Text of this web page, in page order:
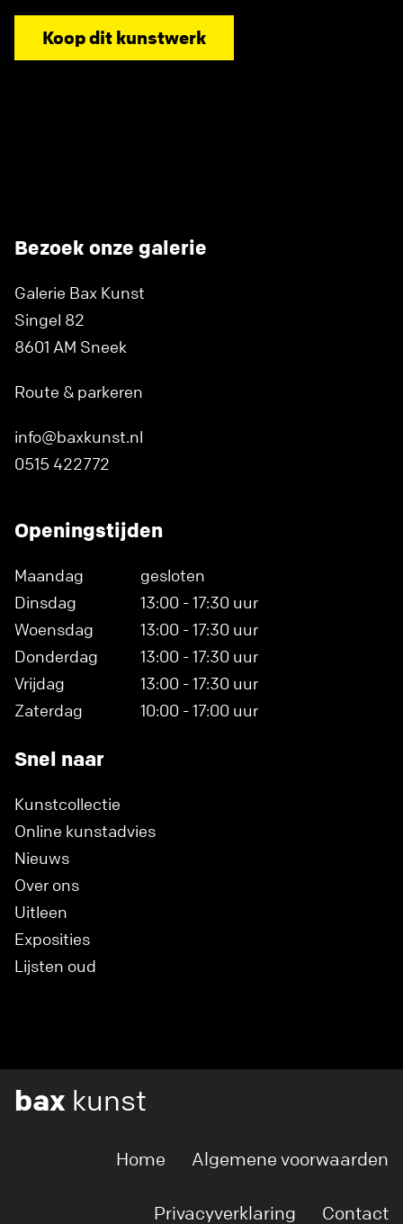
Koop dit kunstwerk
Bezoek onze galerie
Galerie Bax Kunst
Singel 82
8601 AM Sneek
Route & parkeren
info@baxkunst.nl
0515 422772
Openingstijden
Maandag
gesloten
Dinsdag
13:00 - 17:30 uur
Woensdag
13:00 - 17:30 uur
Donderdag
13:00 - 17:30 uur
Vrijdag
13:00 - 17:30 uur
Zaterdag
10:00 - 17:00 uur
Snel naar
Kunstcollectie
Online kunstadvies
Nieuws
Over ons
Uitleen
Exposities
Lijsten oud
bax kunst
Home Algemene voorwaarden
Privacyverklaring Contact